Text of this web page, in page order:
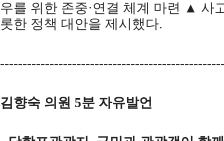
우를 위한 존중·연결 체계 마련 ▲ 사
롯한 정책 대안을 제시했다.
김향숙 의원 5분 자유발언